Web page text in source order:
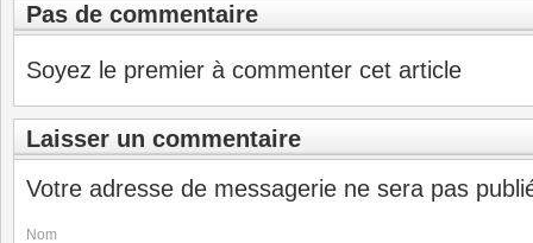
Pas de commentaire
Soyez le premier à commenter cet article
Laisser un commentaire
Votre adresse de messagerie ne sera pas
Nom